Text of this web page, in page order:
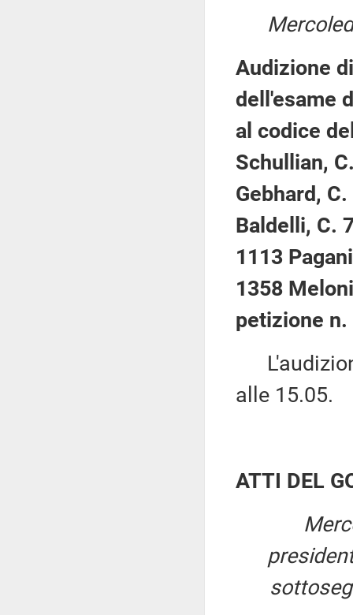
Audizione
dell'esame
al codice
Schullian,
Gebhard,
Baldelli, C.
1113
1358
petizione
alle 15.05.
ATTI DEL